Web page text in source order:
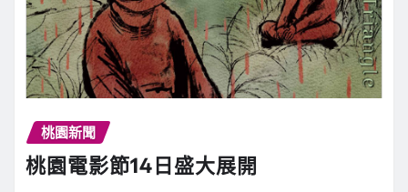
桃園新聞
桃園電影節14日盛大展開